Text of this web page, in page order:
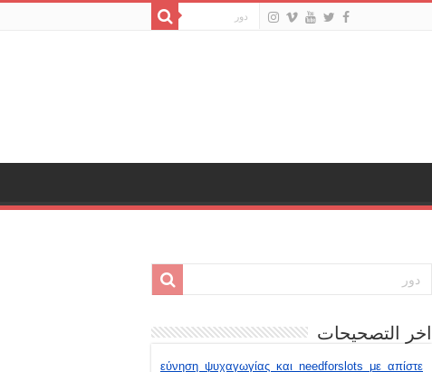
اخر التصحيحات
Εξερεύνηση_ψυχαγωγίας_και_needforslots_με_απίστε